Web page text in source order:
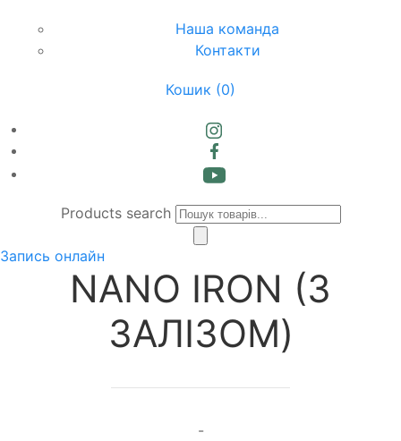
Наша команда
Контакти
Кошик (0)
Products search
Запись онлайн
NANO IRON (З
ЗАЛІЗОМ)
-